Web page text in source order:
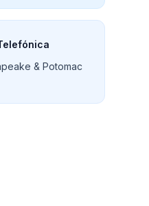
& Potomac